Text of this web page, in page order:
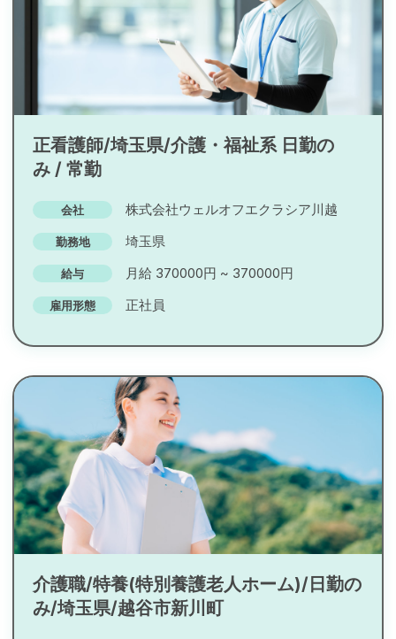
正看護師/埼玉県/介護・福祉系 日勤の
み / 常勤
会社 株式会社ウェルオフエクラシア川越
勤務地 埼玉県
給与 月給 370000円 ~ 370000円
雇用形態 正社員
介護職/特養(特別養護老人ホーム)/日勤の
み/埼玉県/越谷市新川町